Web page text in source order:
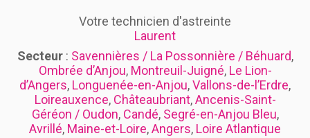
Votre technicien d'astreinte
Laurent
Secteur: Savennières / La Possonnière / Béhuard,
Ombrée d’Anjou, Montreuil-Juigné, Le Lion-
d’Angers, Longuenée-en-Anjou,Vallons-de-l’Erdre,
Loireauxence, Châteaubriant,Ancenis-Saint-
Géréon / Oudon, Candé, Segré-en-Anjou Bleu,
Avrillé, Maine-et-Loire,Angers, Loire Atlantique